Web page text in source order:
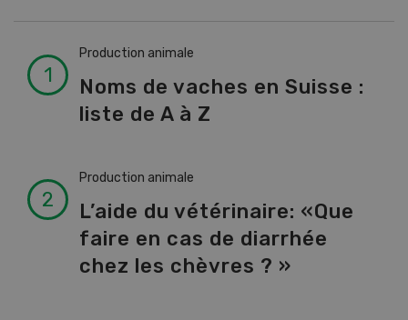
Production animale
Noms de vaches en Suisse :
liste de A à Z
Production animale
L’aide du vétérinaire: «Que
faire en cas de diarrhée
chez les chèvres ? »